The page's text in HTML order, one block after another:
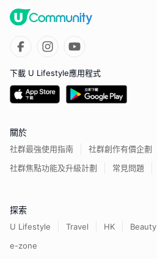
下載 U Lifestyle應用程式
關於
社群最強使用指南
社群創作有價企劃
社群焦點功能及升級計劃
常見問題
探索
U Lifestyle Travel HK Beauty
e-zone